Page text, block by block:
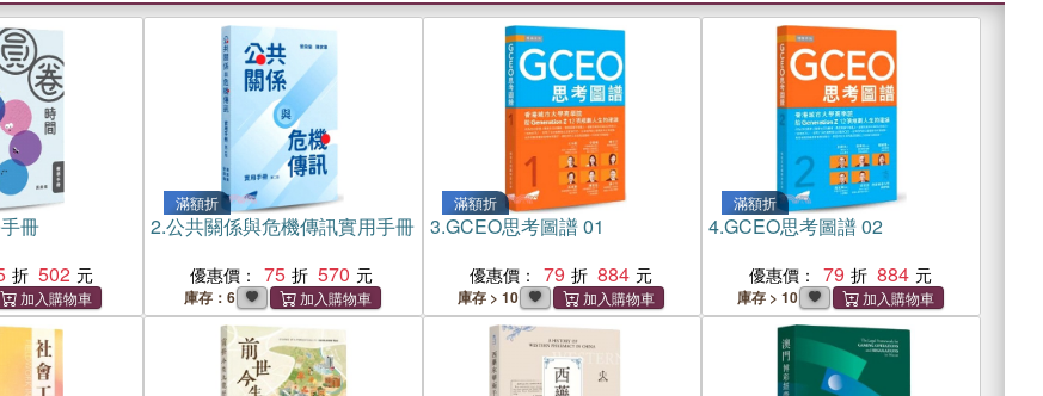
冊
502
滿額折
2.公共關係與危機傳訊實用手冊
優惠價： 75 570
庫存：6
滿額折
3.GCEO思考圖譜 01
優惠價： 79 884
庫存 > 10
滿額折
4.GCEO思考圖譜 02
優惠價： 79 884
庫存 > 10